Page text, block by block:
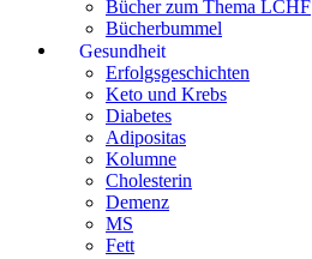
Bücher zum Thema LCHF
Bücherbummel
Gesundheit
Erfolgsgeschichten
Keto und Krebs
Diabetes
Adipositas
Kolumne
Cholesterin
Demenz
MS
Fett